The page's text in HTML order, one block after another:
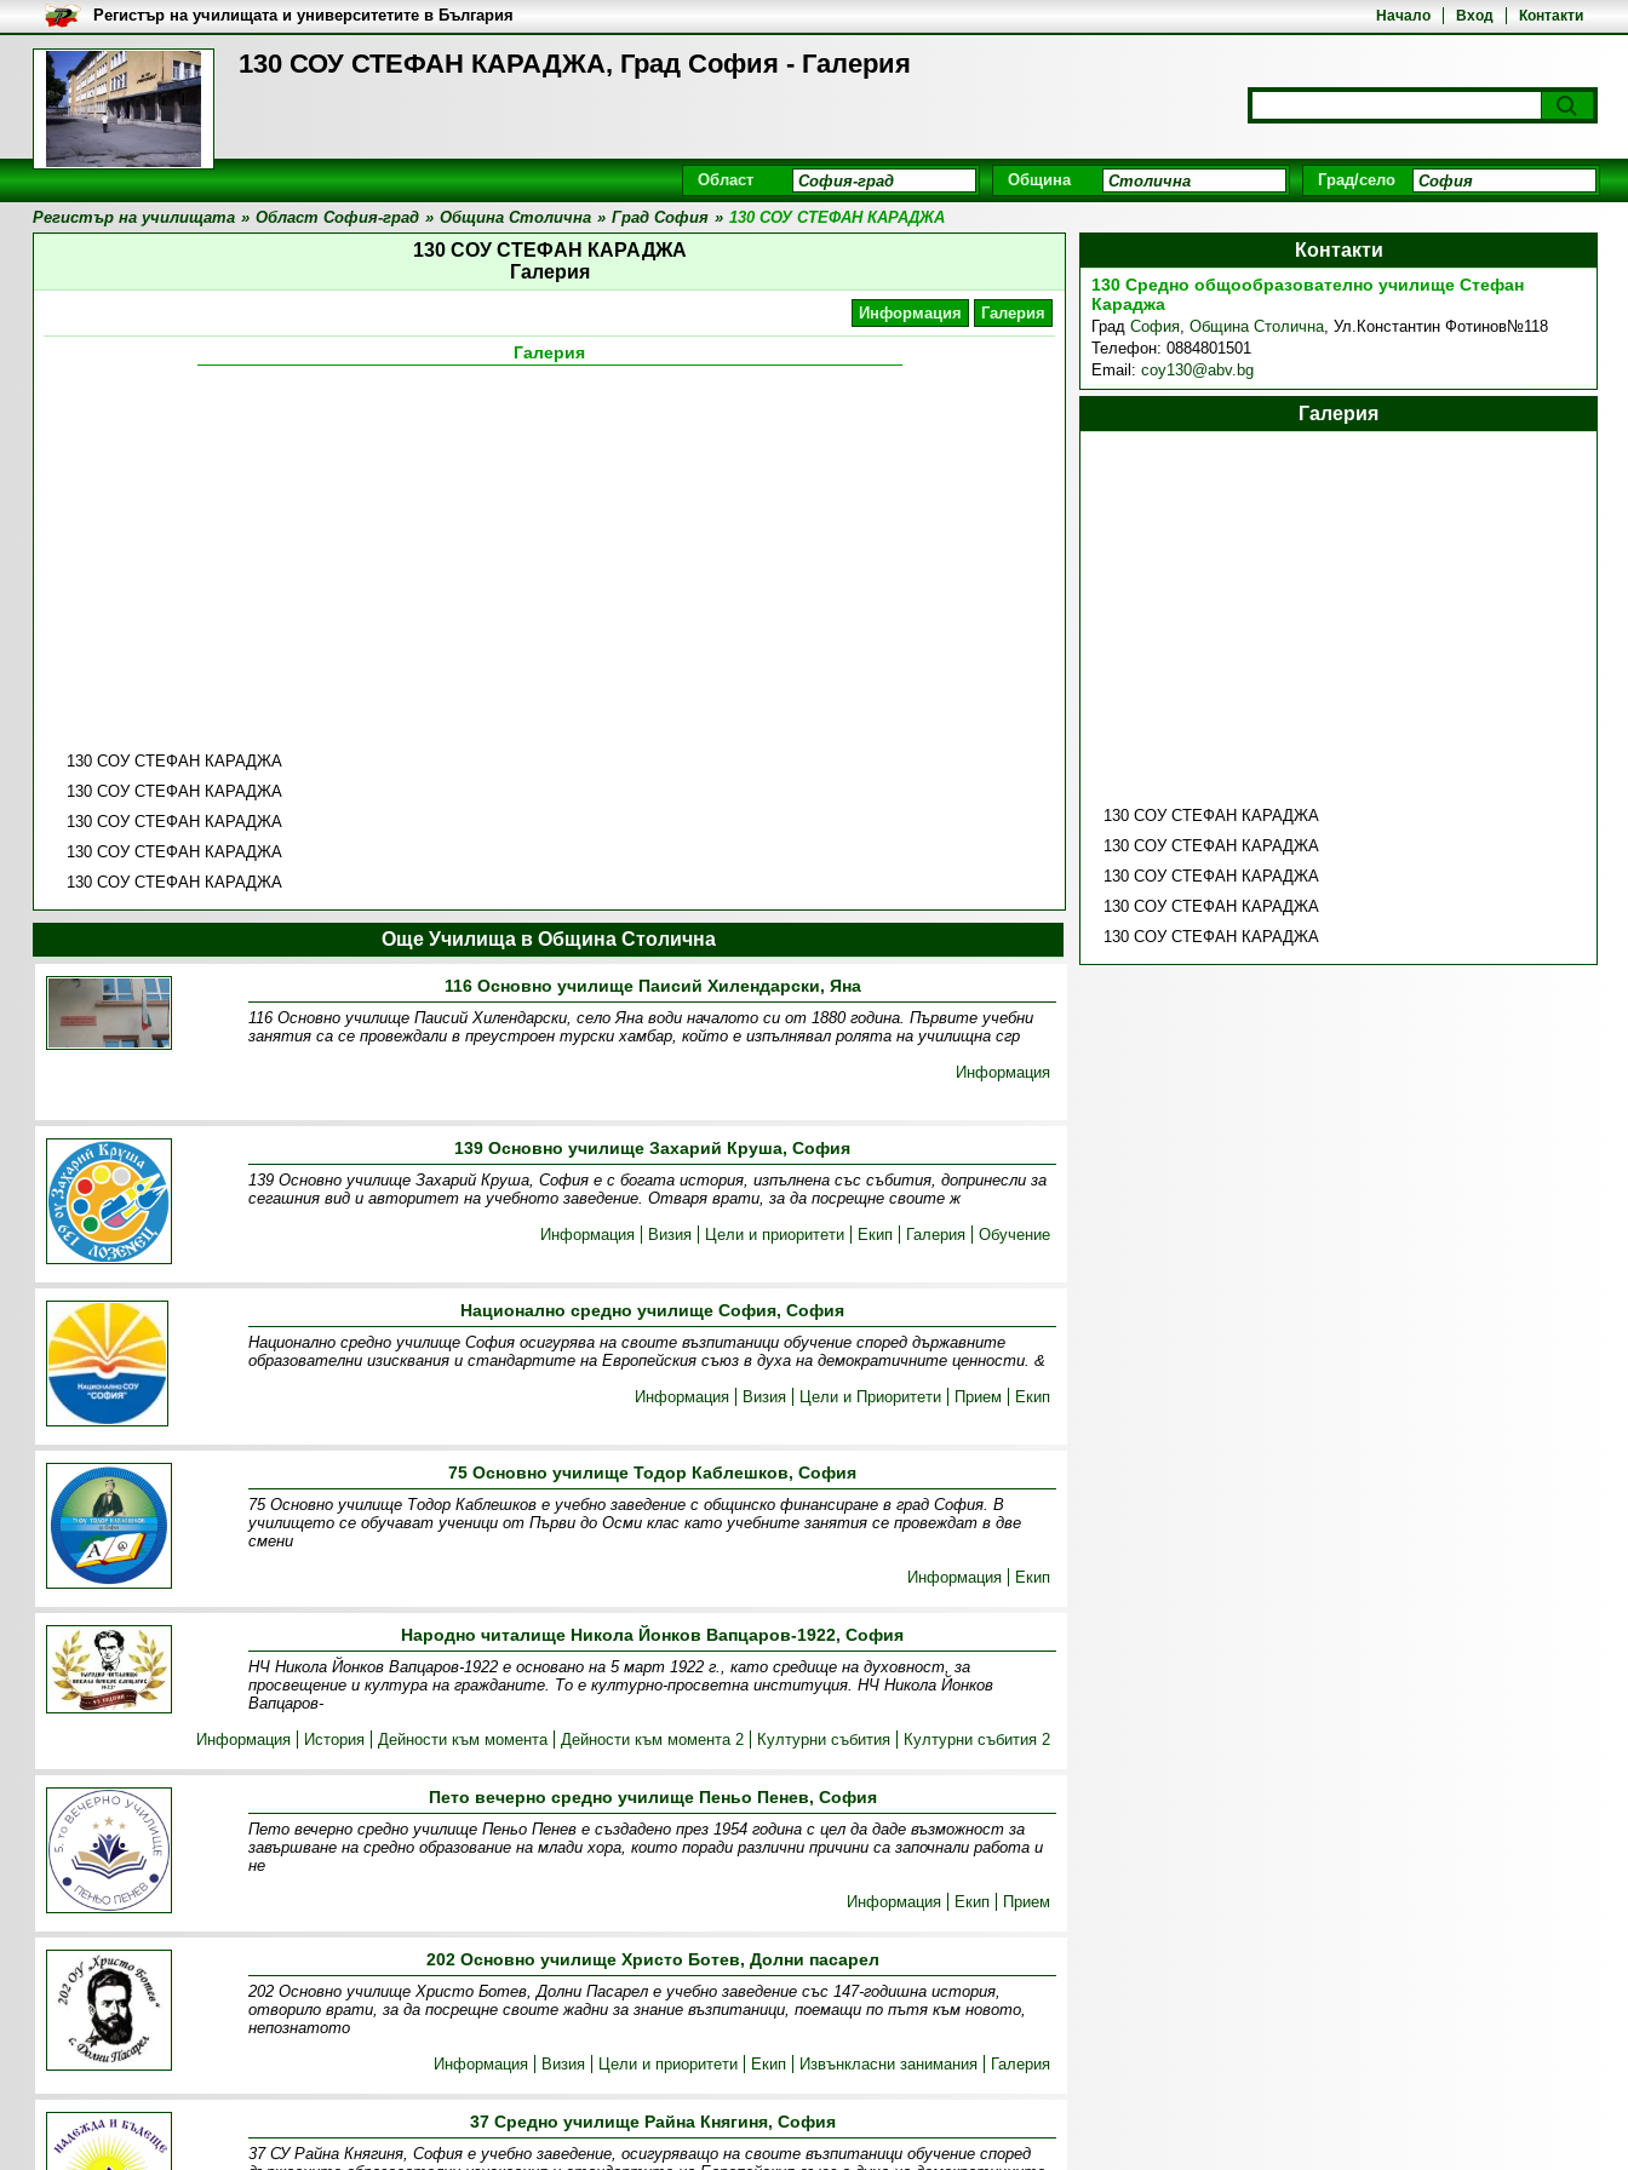
130 СОУ СТЕФАН КАРАДЖА, Град София - Галерия
Начало Вход Контакти
Регистър на училищата и университетите в България
Област Община Град/село
Регистър на училищата » Област София-град » Община Столична » Град София » 130 СОУ СТЕФАН КАРАДЖА
130 СОУ СТЕФАН КАРАДЖА
Галерия
Информация Галерия
Галерия
130 СОУ СТЕФАН КАРАДЖА
130 СОУ СТЕФАН КАРАДЖА
130 СОУ СТЕФАН КАРАДЖА
130 СОУ СТЕФАН КАРАДЖА
130 СОУ СТЕФАН КАРАДЖА
Контакти
130 Средно общообразователно училище Стефан
Караджа
Град София, Община Столична, Ул.Константин Фотинов№118
Телефон: 0884801501
Email: coy130@abv.bg
Галерия
130 СОУ СТЕФАН КАРАДЖА
130 СОУ СТЕФАН КАРАДЖА
130 СОУ СТЕФАН КАРАДЖА
130 СОУ СТЕФАН КАРАДЖА
130 СОУ СТЕФАН КАРАДЖА
Още Училища в Община Столична
116 Основно училище Паисий Хилендарски, Яна
116 Основно училище Паисий Хилендарски, село Яна води началото си от 1880 година. Първите учебни
занятия са се провеждали в преустроен турски хамбар, който е изпълнявал ролята на училищна сгр
Информация
139 Основно училище Захарий Круша, София
139 Основно училище Захарий Круша, София е с богата история, изпълнена със събития, допринесли за
сегашния вид и авторитет на учебното заведение. Отваря врати, за да посрещне своите ж
Информация
Визия Цели и приоритети Екип Галерия Обучение
Национално средно училище София, София
Национално средно училище София осигурява на своите възпитаници обучение според държавните
образователни изисквания и стандартите на Европейския съюз в духа на демократичните ценности. &
Информация
Визия Цели и Приоритети Прием Екип
75 Основно училище Тодор Каблешков, София
75 Основно училище Тодор Каблешков е учебно заведение с общинско финансиране в град София. В
училището се обучават ученици от Първи до Осми клас като учебните занятия се провеждат в две
смени
Информация
Екип
Народно читалище Никола Йонков Вапцаров-1922, София
НЧ Никола Йонков Вапцаров-1922 е основано на 5 март 1922 г., като средище на духовност, за
просвещение и култура на гражданите. То е културно-просветна институция. НЧ Никола Йонков
Вапцаров-
Информация
История Дейности към момента Дейности към момента 2 Културни събития Културни събития 2
Пето вечерно средно училище Пеньо Пенев, София
Пето вечерно средно училище Пеньо Пенев е създадено през 1954 година с цел да даде възможност за
завършване на средно образование на млади хора, които поради различни причини са започнали работа и
не
Информация
Екип Прием
202 Основно училище Христо Ботев, Долни пасарел
202 Основно училище Христо Ботев, Долни Пасарел е учебно заведение със 147-годишна история,
отворило врати, за да посрещне своите жадни за знание възпитаници, поемащи по пътя към новото,
непознатото
Информация
Визия Цели и приоритети Екип Извънкласни занимания Галерия
37 Средно училище Райна Княгиня, София
37 СУ Райна Княгиня, София е учебно заведение, осигуряващо на своите възпитаници обучение според